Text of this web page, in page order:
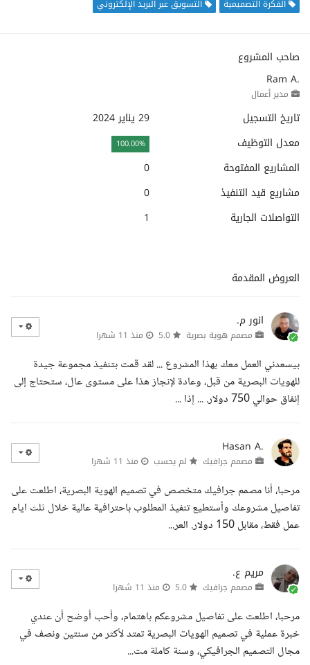
الفكرة التصميمية
التسويق عبر البريد الإلكتروني
صاحب المشروع
Ram A.
مدير أعمال
تاريخ التسجيل
29 يناير 2024
معدل التوظيف
100.00%
المشاريع المفتوحة
0
مشاريع قيد التنفيذ
0
التواصلات الجارية
1
العروض المقدمة
انور م.
مصمم هوية بصرية منذ 11 شهرا
بيسعدني العمل معك بهذا المشروع ... لقد قمت بتنفيذ مجموعة جيدة
للهويات البصرية من قبل، وعادة لإنجاز هذا على مستوى عال، ستحتاج إلى
إنفاق حوالي 750 دولار. ... إذا ...
Hasan A.
مصمم جرافيك لم يحسب منذ 11 شهرا
مرحبا، أنا مصمم جرافيك متخصص في تصميم الهوية البصرية، اطلعت على
تفاصيل مشروعك وأستطيع تنفيذ المطلوب باحترافية عالية خلال ثلث ايام
عمل فقط، مقابل 150 دولار. العر...
مريم ع.
مصمم جرافيك منذ 11 شهرا
مرحبا، اطلعت على تفاصيل مشروعكم باهتمام، وأحب أوضح أن عندي
خبرة عملية في تصميم الهويات البصرية تمتد لأكثر من سنتين ونصف في
مجال التصميم الجرافيكي، وسنة كاملة مت...